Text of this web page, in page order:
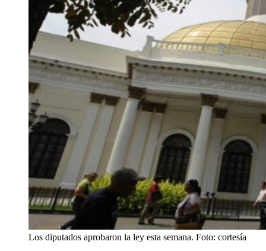
Los diputados aprobaron la ley esta semana. Foto: cortesía